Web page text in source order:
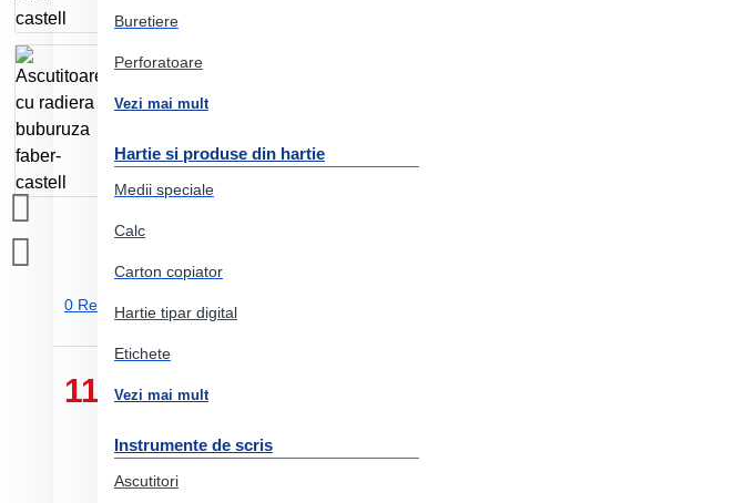
Buretiere
Perforatoare
Vezi mai mult
Hartie si produse din hartie
Medii speciale
Calc
Carton copiator
Hartie tipar digital
Etichete
Vezi mai mult
Instrumente de scris
Ascutitori
0 Review-uri. - Adauga un review
11.61 Lei